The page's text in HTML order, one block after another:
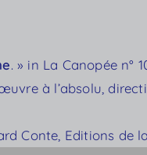
. » in La Canopée n°
à l’absolu,
Conte, Editions de